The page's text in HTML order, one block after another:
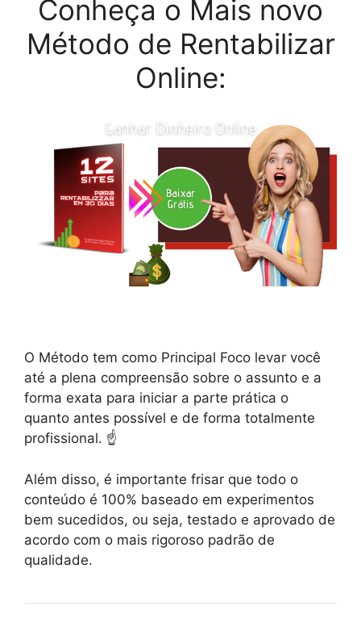
Conheça o Mais novo
Método de Rentabilizar
Online:
O Método tem como Principal Foco levar você
até a plena compreensão sobre o assunto e a
forma exata para iniciar a parte prática o
quanto antes possível e de forma totalmente
profissional. ☝️
Além disso, é importante frisar que todo o
conteúdo é 100% baseado em experimentos
bem sucedidos, ou seja, testado e aprovado de
acordo com o mais rigoroso padrão de
qualidade.